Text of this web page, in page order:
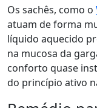
Os sachês, como o
atuam de forma
líquido aquecido
na mucosa da
conforto quase
do princípio ativo